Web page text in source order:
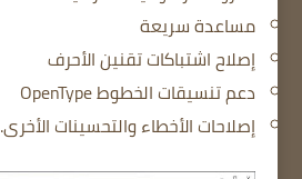
مساعدة سريعة
إصلاح اشتباكات تقنين الأحرف
دعم تنسيقات الخطوط OpenType
إصلاحات الأخطاء والتحسينات الأخرى.